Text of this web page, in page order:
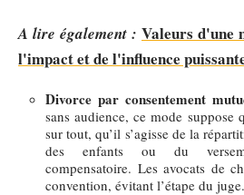
A lire également : Valeurs d'une
l'impact et de l'influence
Divorce par consentement
sans audience, ce mode suppose
sur tout, qu’il s’agisse de la
des enfants ou du
compensatoire. Les avocats de
convention, évitant l’étape du juge.